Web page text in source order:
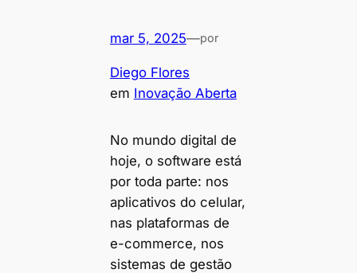
mar 5, 2025—por
Diego Flores
em Inovação Aberta
No mundo digital de
hoje, o software está
por toda parte: nos
aplicativos do celular,
nas plataformas de
e-commerce, nos
sistemas de gestão